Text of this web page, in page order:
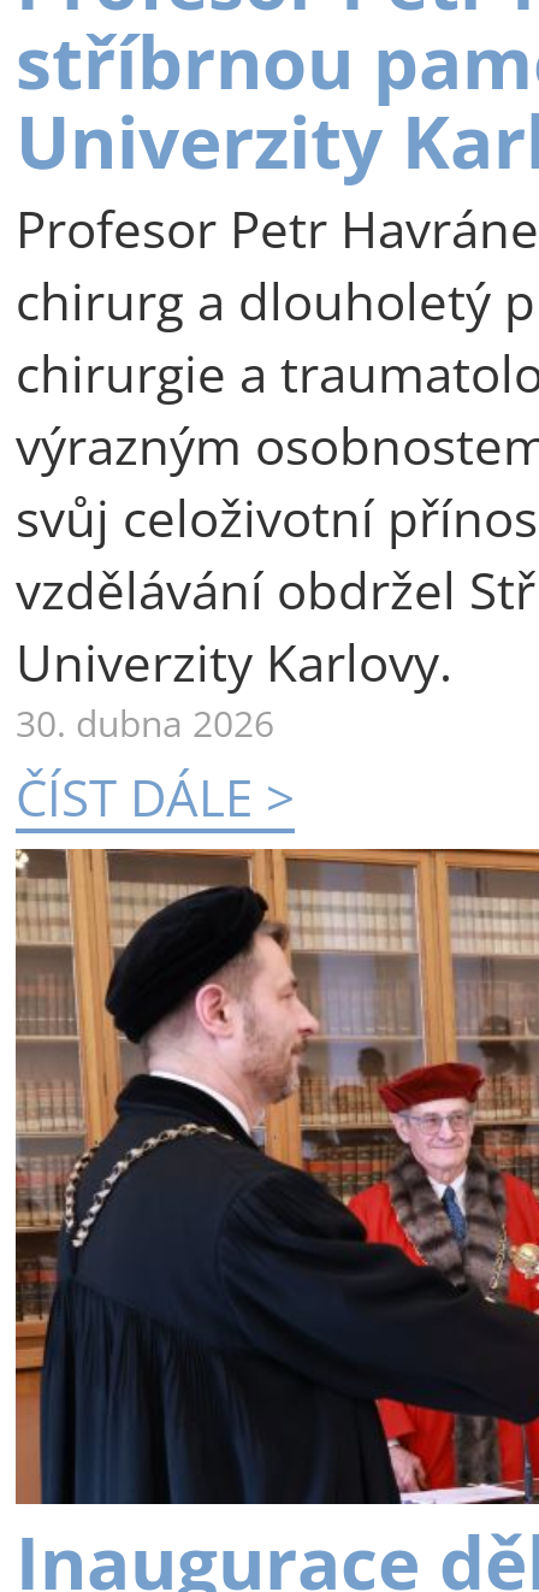
stříbrnou
Univerzity
Profesor Petr
chirurg a dlouholetý
chirurgie a
výrazným
svůj celoživotní
vzdělávání obdržel
Univerzity Karlovy.
30. dubna 2026
ČÍST DÁLE >
Inaugurace